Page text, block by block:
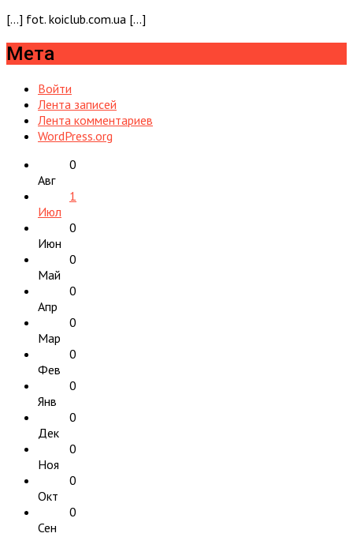
[…] fot. koiclub.com.ua […]
Мета
Войти
Лента записей
Лента комментариев
WordPress.org
0
Авг
1
Июл
0
Июн
0
Май
0
Апр
0
Мар
0
Фев
0
Янв
0
Дек
0
Ноя
0
Окт
0
Сен